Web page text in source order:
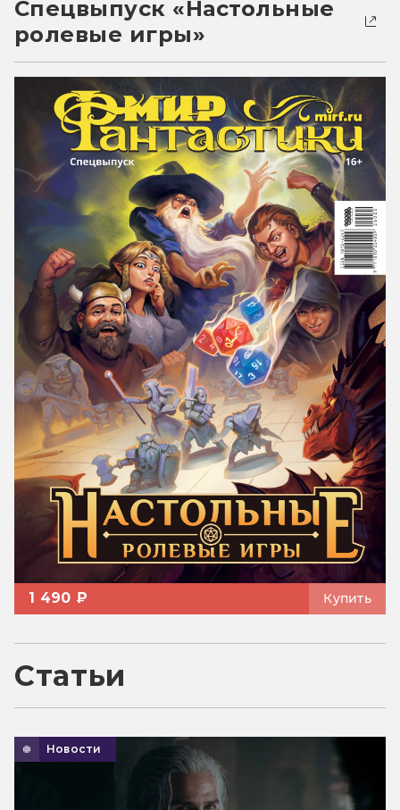
Спецвыпуск «Настольные
ролевые игры»
1 490 ₽ Купить
Статьи
Новости